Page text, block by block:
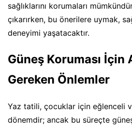
sağlıklarını korumaları
çıkarırken, bu önerilere uymak,
deneyimi yaşatacaktır.
Güneş Koruması İçin
Gereken Önlemler
Yaz tatili, çocuklar için eğlenceli
dönemdir; ancak bu süreçte